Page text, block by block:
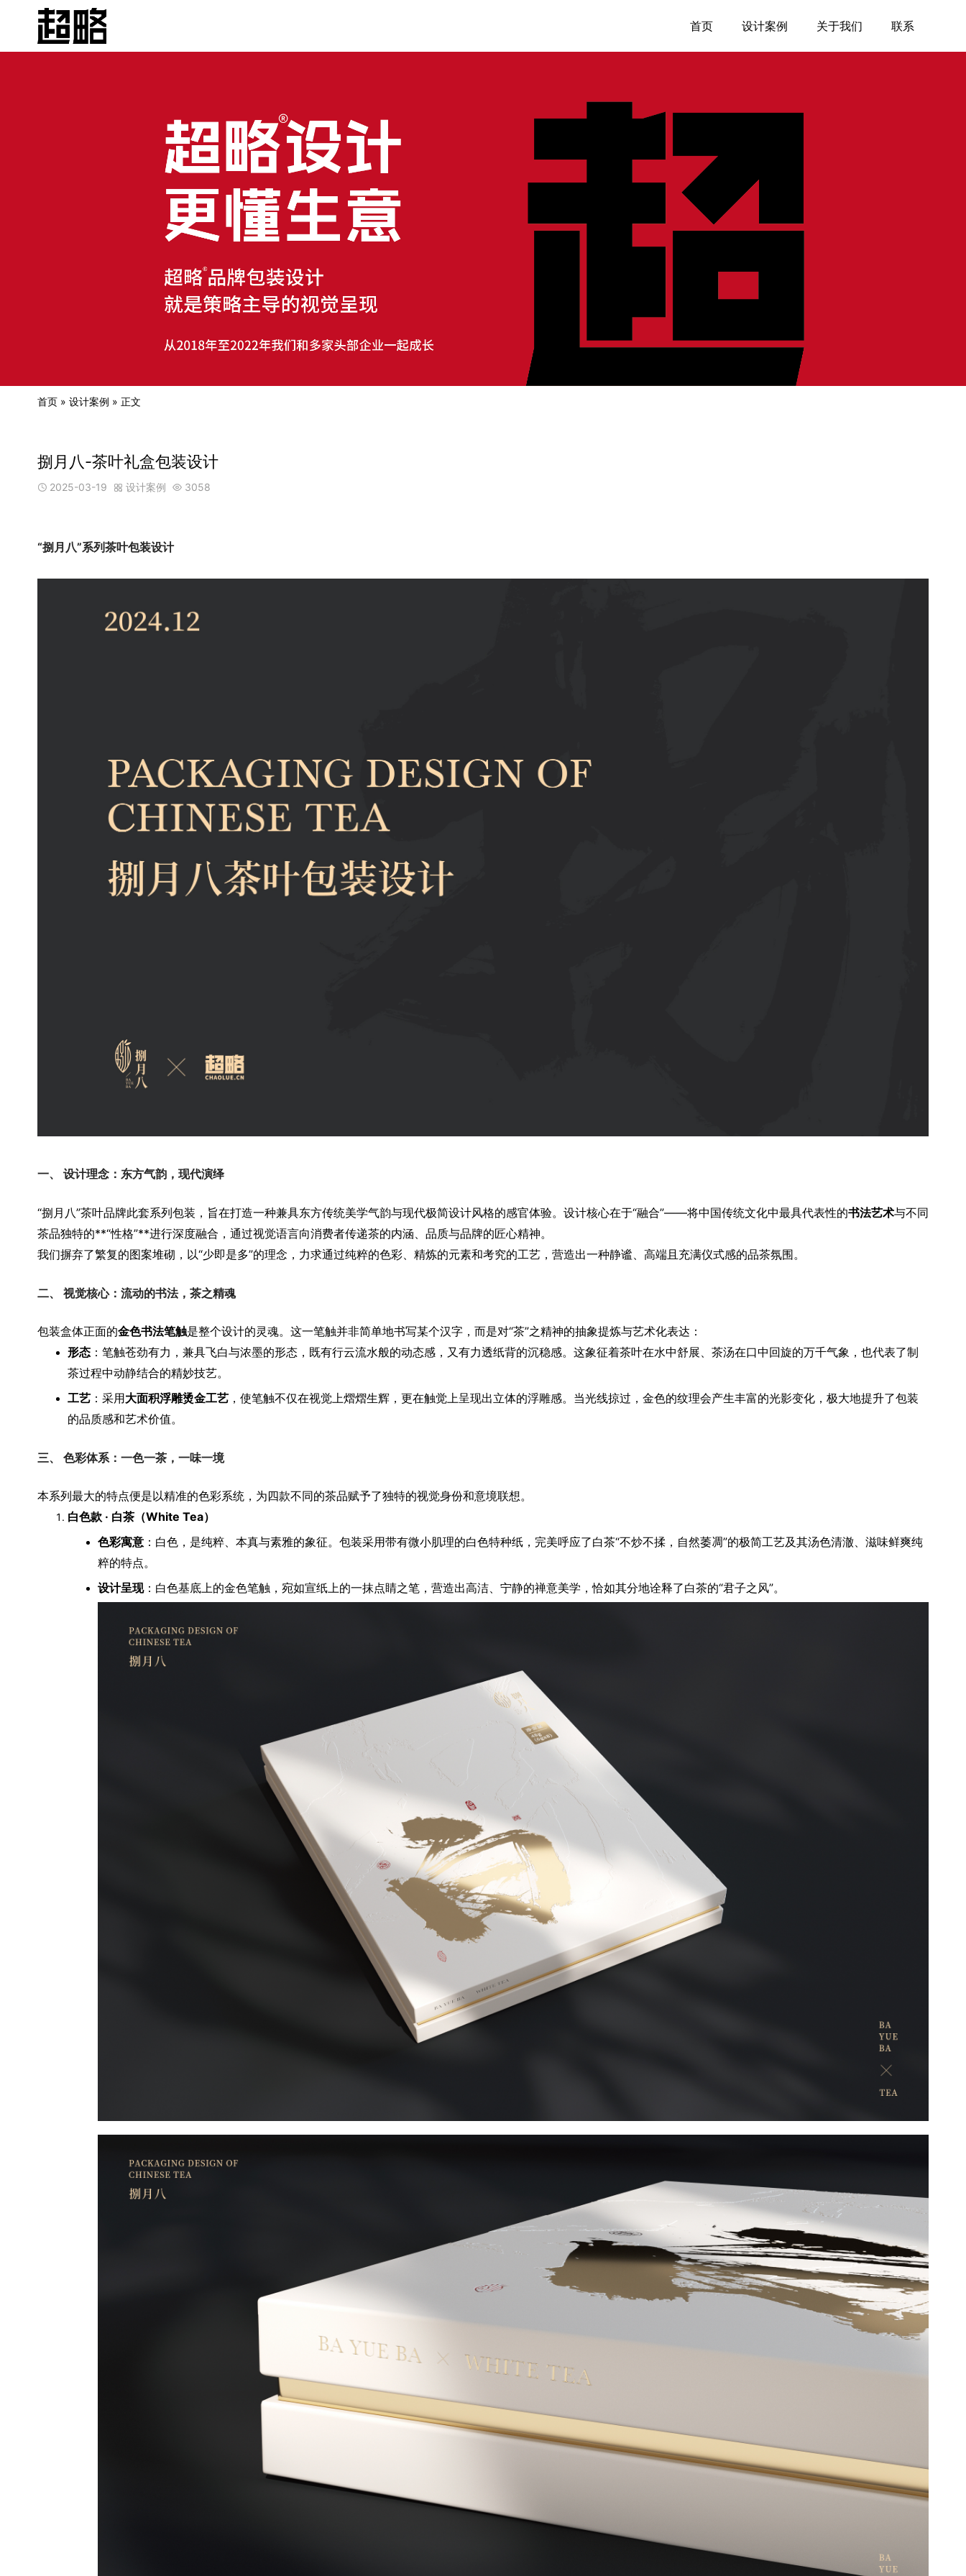
首页 设计案例 关于我们 联系
首页 » 设计案例 » 正文
捌月八-茶叶礼盒包装设计
 2025-03-19  设计案例  3058
“捌月八”系列茶叶包装设计
一、 设计理念：东方气韵，现代演绎
“捌月八”茶叶品牌此套系列包装，旨在打造一种兼具东方传统美学气韵与现代极简设计风格的感官体验。设计核心在于“融合”——将中国传统文化中最具代表性的书法艺术与不同
茶品独特的**“性格”**进行深度融合，通过视觉语言向消费者传递茶的内涵、品质与品牌的匠心精神。
我们摒弃了繁复的图案堆砌，以“少即是多”的理念，力求通过纯粹的色彩、精炼的元素和考究的工艺，营造出一种静谧、高端且充满仪式感的品茶氛围。
二、 视觉核心：流动的书法，茶之精魂
包装盒体正面的金色书法笔触是整个设计的灵魂。这一笔触并非简单地书写某个汉字，而是对“茶”之精神的抽象提炼与艺术化表达：
形态 ：笔触苍劲有力，兼具飞白与浓墨的形态，既有行云流水般的动态感，又有力透纸背的沉稳感。这象征着茶叶在水中舒展、茶汤在口中回旋的万千气象，也代表了制
茶过程中动静结合的精妙技艺。
工艺 ：采用大面积浮雕烫金工艺 ，使笔触不仅在视觉上熠熠生辉，更在触觉上呈现出立体的浮雕感。当光线掠过，金色的纹理会产生丰富的光影变化，极大地提升了包装
的品质感和艺术价值。
三、 色彩体系：一色一茶，一味一境
本系列最大的特点便是以精准的色彩系统，为四款不同的茶品赋予了独特的视觉身份和意境联想。
白色款 · 白茶（White Tea）
色彩寓意 ：白色，是纯粹、本真与素雅的象征。包装采用带有微小肌理的白色特种纸，完美呼应了白茶“不炒不揉，自然萎凋”的极简工艺及其汤色清澈、滋味鲜爽纯
粹的特点。
设计呈现：白色基底上的金色笔触，宛如宣纸上的一抹点睛之笔，营造出高洁、宁静的禅意美学，恰如其分地诠释了白茶的“君子之风”。